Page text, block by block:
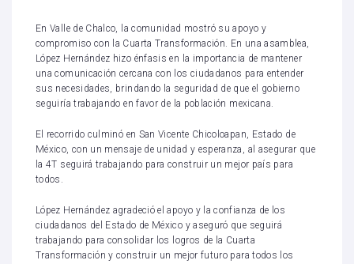
En Valle de Chalco, la comunidad mostró su apoyo y
compromiso con la Cuarta Transformación. En una asamblea,
López Hernández hizo énfasis en la importancia de mantener
una comunicación cercana con los ciudadanos para entender
sus necesidades, brindando la seguridad de que el gobierno
seguiría trabajando en favor de la población mexicana.
El recorrido culminó en San Vicente Chicoloapan, Estado de
México, con un mensaje de unidad y esperanza, al asegurar que
la 4T seguirá trabajando para construir un mejor país para
todos.
López Hernández agradeció el apoyo y la confianza de los
ciudadanos del Estado de México y aseguró que seguirá
trabajando para consolidar los logros de la Cuarta
Transformación y construir un mejor futuro para todos los